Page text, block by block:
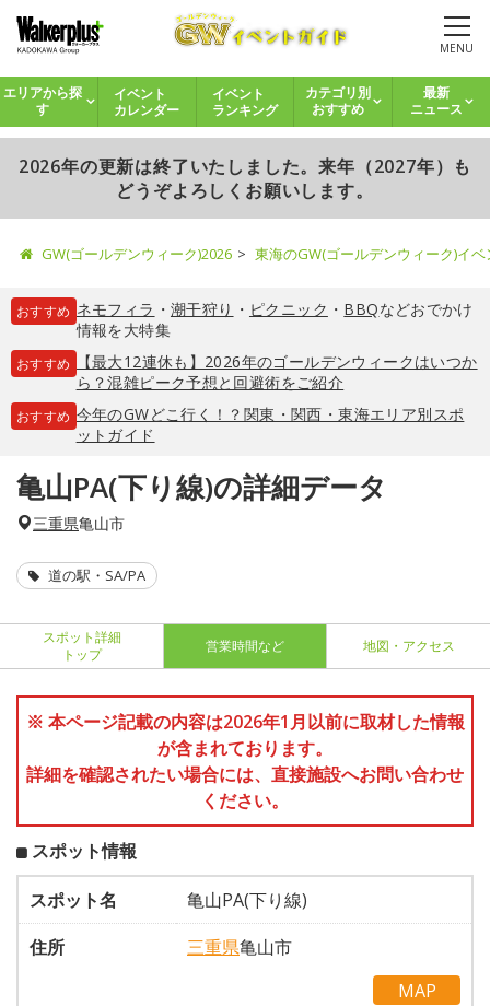
MENU
エリアから探
す
イベント
カレンダー
イベント
ランキング
カテゴリ別
おすすめ
最新
ニュース
2026年の更新は終了いたしました。来年（2027年）も
どうぞよろしくお願いします。
GW(ゴールデンウィーク)2026 東海のGW(ゴールデンウィーク)イ
おすすめ ネモフィラ ・ 潮干狩り ・ ピクニック ・ BBQなどおでかけ
情報を大特集
おすすめ
【最大12連休も】2026年のゴールデンウィークはいつか
ら？混雑ピーク予想と回避術をご紹介
おすすめ 今年のGWどこ行く！？関東・関西・東海エリア別スポ
ットガイド
亀山PA(下り線)の詳細データ
三重県亀山市
道の駅・SA/PA
スポット詳細
トップ
営業時間など 地図・アクセス
※ 本ページ記載の内容は2026年1月以前に取材した情報
が含まれております。
詳細を確認されたい場合には、直接施設へお問い合わせ
ください。
スポット情報
スポット名
亀山PA(下り線)
住所
三重県亀山市
MAP